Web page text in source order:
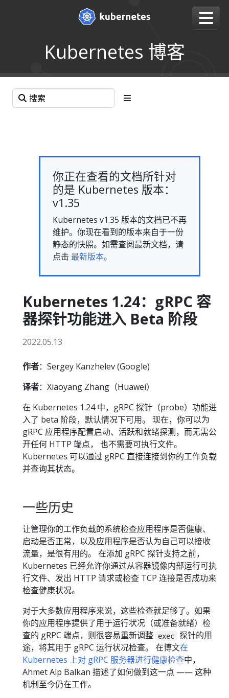
Kubernetes 博客
你正在查看的文档所针对
的是 Kubernetes 版本：
v1.35
Kubernetes v1.35 版本的文档已不再
维护。你现在看到的版本来自于一份
静态的快照。如需查阅最新文档，请
点击 最新版本。
Kubernetes 1.24：gRPC 容
器探针功能进入 Beta 阶段
2022.05.13
作者：Sergey Kanzhelev (Google)
译者：Xiaoyang Zhang（Huawei）
在 Kubernetes 1.24 中，gRPC 探针（probe）功能进
入了 beta 阶段，默认情况下可用。 现在，你可以为
gRPC 应用程序配置启动、活跃和就绪探测，而无需公
开任何 HTTP 端点， 也不需要可执行文件。
Kubernetes 可以通过 gRPC 直接连接到你的工作负载
并查询其状态。
一些历史
让管理你的工作负载的系统检查应用程序是否健康、
启动是否正常，以及应用程序是否认为自己可以接收
流量，是很有用的。 在添加 gRPC 探针支持之前，
Kubernetes 已经允许你通过从容器镜像内部运行可执
行文件、发出 HTTP 请求或检查 TCP 连接是否成功来
检查健康状况。
对于大多数应用程序来说，这些检查就足够了。如果
你的应用程序提供了用于运行状况（或准备就绪）检
查的 gRPC 端点，则很容易重新调整
exec
探针的用
途，将其用于 gRPC 运行状况检查。 在博文在
Kubernetes 上对 gRPC 服务器进行健康检查中，
Ahmet Alp Balkan 描述了如何做到这一点 —— 这种
机制至今仍在工作。